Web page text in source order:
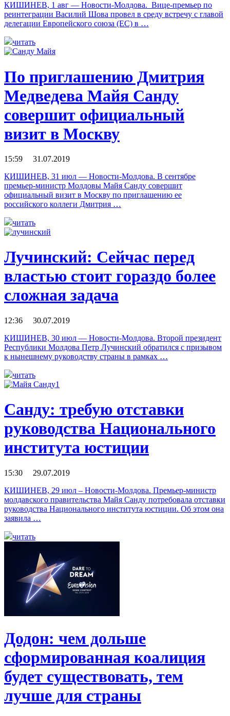
КИШИНЕВ, 1 авг — Новости-Молдова. Вице-премьер по
реинтеграции Василий Шова провел в среду встречу с главой
делегации Европейского союза (ЕС) в …
читать
По приглашению Дмитрия
Медведева Майя Санду
совершит официальный
визит в Москву
15:59 31.07.2019
КИШИНЕВ, 31 июл — Новости-Молдова. В сентябре
премьер-министр Молдовы Майя Санду совершит
официальный визит в Москву по приглашению ее
российского коллеги Дмитрия …
читать
Лучинский: Сейчас перед
властью стоит гораздо более
сложная задача
12:36 30.07.2019
КИШИНЕВ, 30 июл — Новости-Молдова. Второй президент
Республики Молдова Петр Лучинский обратился с призывом
к нынешнему руководству страны в рамках …
читать
Санду: требую отставки
руководства Национального
института юстиции
15:30 29.07.2019
КИШИНЕВ, 29 июл – Новости-Молдова. Премьер-министр
молдавского правительства Майя Санду потребовала отставки
руководства Национального института юстиции. Об этом она
заявила …
читать
Додон: чем дольше
сформированная коалиция
будет существовать, тем
лучше для страны